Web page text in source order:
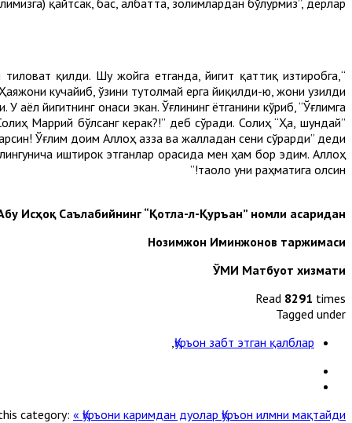
қилди. Шу жойга етганда, йигит қаттиқ изтиробга,
кучайиб, ўзини тутолмай ерга йиқилди-ю, жони узилди.
йигитнинг онаси экан. Ўғлининг ётганини кўриб, “Ўғлимга
Маррий бўлсанг керак?!” деб сўради. Солиҳ “Ҳа, шундай”
Ўғлим доим Аллоҳ азза ва жалладан сени сўрарди” деди.
иштирок этганлар орасида мен ҳам бор эдим. Аллоҳ
таоло уни раҳматига олсин!”
Исҳоқ Саълабийнинг “Қотла-л-Қуръан” номли асаридан
Нозимжон Иминжонов таржимаси
ЎМИ Матбуот хизмати
Read 8291 times
Tagged under
Қуръон забт этган қалблар
category: « Қуръони каримдан дуолар Қуръон илмни мақтайди »